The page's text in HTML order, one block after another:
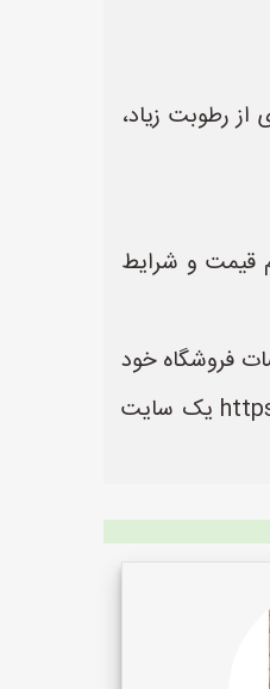
رطوبت زیاد،
استعلام قیمت و شرایط
فروشگاه خود
را ثبت کنند تا مشتریان بتوانند آسان تر به اطلاعات و محصولات آنها دسترسی داشته باشند. سایت پارکتی به نشانی https://www.Parketi.ir یک سایت